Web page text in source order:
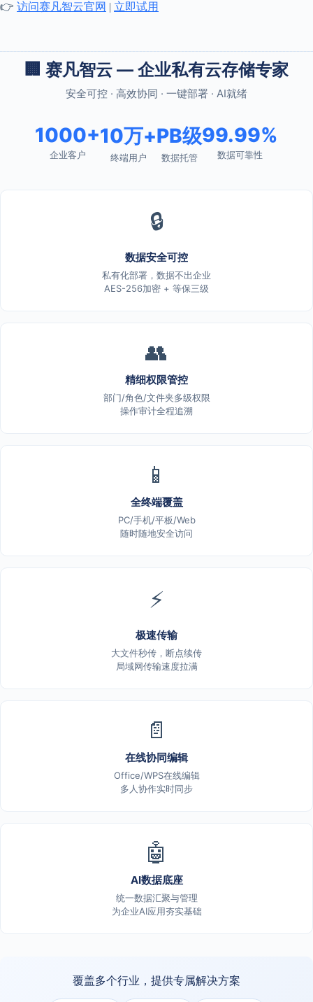
👉 访问赛凡智云官网 | 立即试用
🏢 赛凡智云 — 企业私有云存储专家
安全可控 · 高效协同 · 一键部署 · AI就绪
1000+
企业客户
10万+
终端用户
PB级
数据托管
99.99%
数据可靠性
🔒
数据安全可控
私有化部署，数据不出企业
AES-256加密 + 等保三级
👥
精细权限管控
部门/角色/文件夹多级权限
操作审计全程追溯
📱
全终端覆盖
PC/手机/平板/Web
随时随地安全访问
⚡
极速传输
大文件秒传，断点续传
局域网传输速度拉满
📄
在线协同编辑
Office/WPS在线编辑
多人协作实时同步
🤖
AI数据底座
统一数据汇聚与管理
为企业AI应用夯实基础
覆盖多个行业，提供专属解决方案